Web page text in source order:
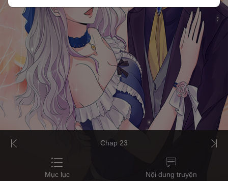
Chap 23
Mục lục Nội dung truyện